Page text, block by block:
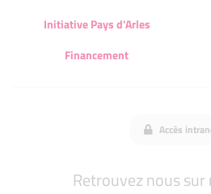
Initiative Pays d'Arles
Financement
Accès
Retrouvez nous sur